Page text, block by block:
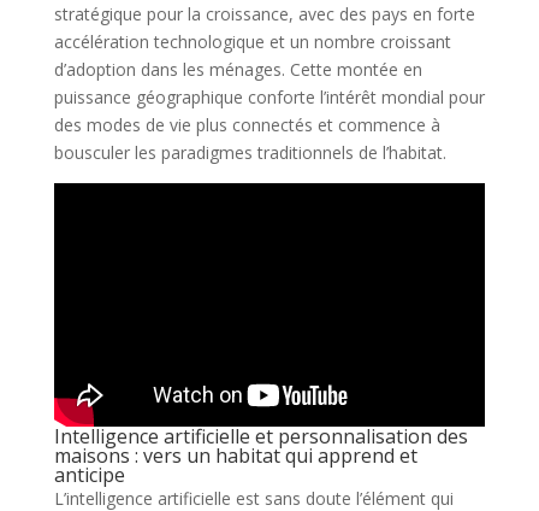
stratégique pour la croissance, avec des pays en forte
accélération technologique et un nombre croissant
d’adoption dans les ménages. Cette montée en
puissance géographique conforte l’intérêt mondial pour
des modes de vie plus connectés et commence à
bousculer les paradigmes traditionnels de l’habitat.
Intelligence artificielle et personnalisation des
maisons : vers un habitat qui apprend et
anticipe
L’intelligence artificielle est sans doute l’élément qui